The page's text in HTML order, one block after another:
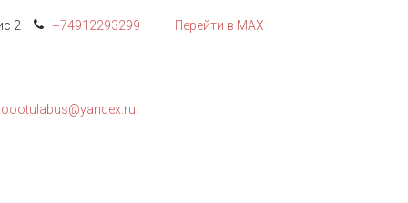
2 +74912293299 Перейти в MAX
oootulabus@yandex.ru